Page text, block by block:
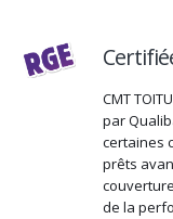
CMT
par
certaines
prêts
de la